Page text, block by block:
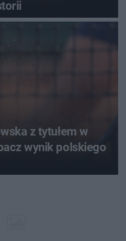
z tytułem w
wynik polskiego